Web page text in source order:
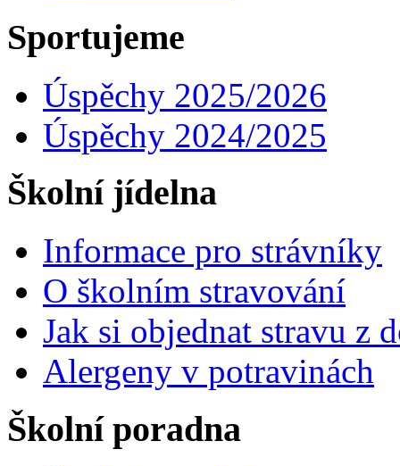
Sportujeme
Úspěchy 2025/2026
Úspěchy 2024/2025
Školní jídelna
Informace pro strávníky
O školním stravování
Jak si objednat stravu z
Alergeny v potravinách
Školní poradna